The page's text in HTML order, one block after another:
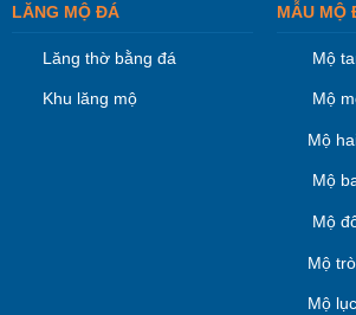
LĂNG MỘ ĐÁ
Lăng thờ bằng đá
Khu lăng mộ
MẪU MỘ
Mộ
Mộ
Mộ
Mộ
Mộ
Mộ
Mộ